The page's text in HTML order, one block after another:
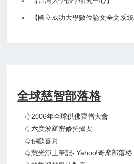
【 國立成功大學數位論文全文系統
全球慈智部落格
♤2006年全球供佛齋僧大會
♤六度波羅密修持攝要
♤佛歡喜月
♤慧光淨土筆記- Yahoo!奇摩部落格